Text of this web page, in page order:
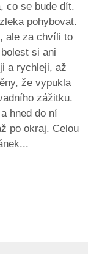
co se bude dít.
pohybovat.
ale za chvíli to
si ani
a rychleji, až
že vypukla
zážitku.
hned do ní
po okraj. Celou